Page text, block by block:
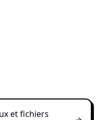
et fichiers